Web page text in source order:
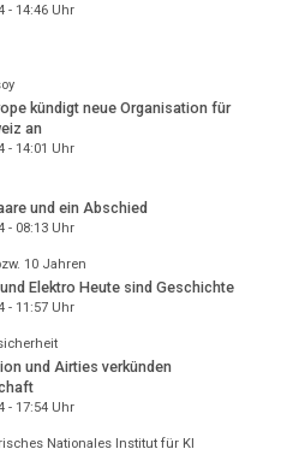
- 14:46Uhr
kündigt neue Organisation für
an
- 14:01 Uhr
und ein Abschied
- 08:13Uhr
10 Jahren
Elektro Heute sind Geschichte
- 11:57Uhr
und Airties verkünden
- 17:54Uhr
Nationales Institut für KI